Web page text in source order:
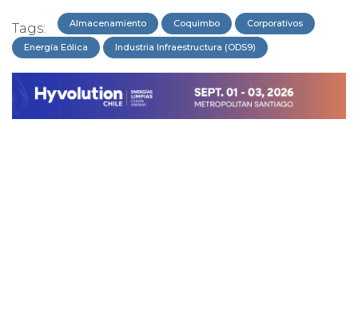
Tags: Almacenamiento Coquimbo Corporativos
Energía Eólica Industria Infraestructura (ODS9)